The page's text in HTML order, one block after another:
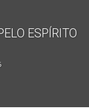
ESPÍRITO